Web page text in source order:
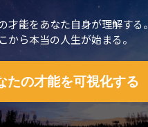
才能をあなた自身が理解する。
から本当の人生が始まる。
たの才能を可視化する